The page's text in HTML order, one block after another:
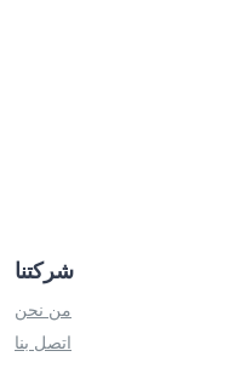
شركتنا
من نحن
اتصل بنا